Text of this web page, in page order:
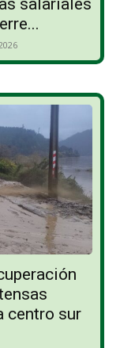
salariales
centro sur